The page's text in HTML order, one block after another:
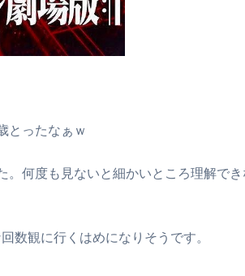
とったなぁｗ
。何度も見ないと細かいところ理解でき
数観に行くはめになりそうです。